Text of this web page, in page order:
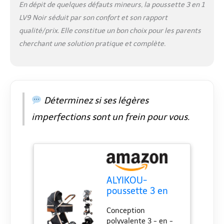
absorption des chocs
par le ressort
d'évitement de la
roue avant + Système
chocs complexes de
la route, le cadre
pèse jusqu'à 25 kg,
conduite stable et
sûr, ce qui rend les
parents plus
rassurants.
Conception de pliage
portable: fonction de
pliage automatique à
une touche, 10
En dépit de quelques défauts mineurs, la poussette 3 en 1
LV9 Noir séduit par son confort et son rapport
qualité/prix. Elle constitue un bon choix pour les parents
cherchant une solution pratique et complète.
Déterminez si ses légères
imperfections sont un frein pour vous.
ALYIKOU-
poussette 3 en
pliable poussette
Conception
polyvalente 3 - en -